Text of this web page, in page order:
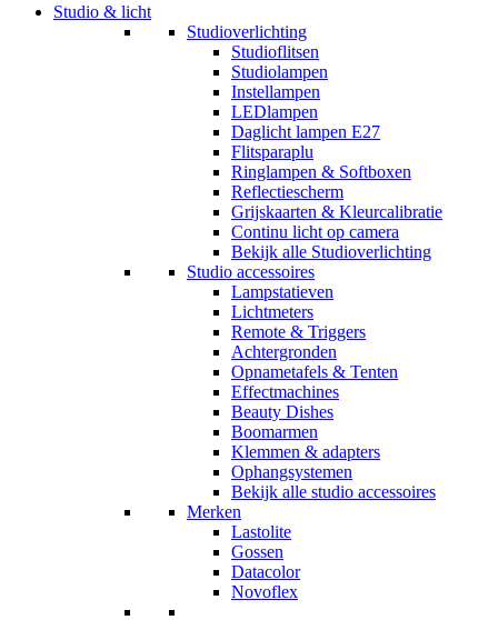
Studio & licht
Studioverlichting
Studioflitsen
Studiolampen
Instellampen
LEDlampen
Daglicht lampen E27
Flitsparaplu
Ringlampen & Softboxen
Reflectiescherm
Grijskaarten & Kleurcalibratie
Continu licht op camera
Bekijk alle Studioverlichting
Studio accessoires
Lampstatieven
Lichtmeters
Remote & Triggers
Achtergronden
Opnametafels & Tenten
Effectmachines
Beauty Dishes
Boomarmen
Klemmen & adapters
Ophangsystemen
Bekijk alle studio accessoires
Merken
Lastolite
Gossen
Datacolor
Novoflex